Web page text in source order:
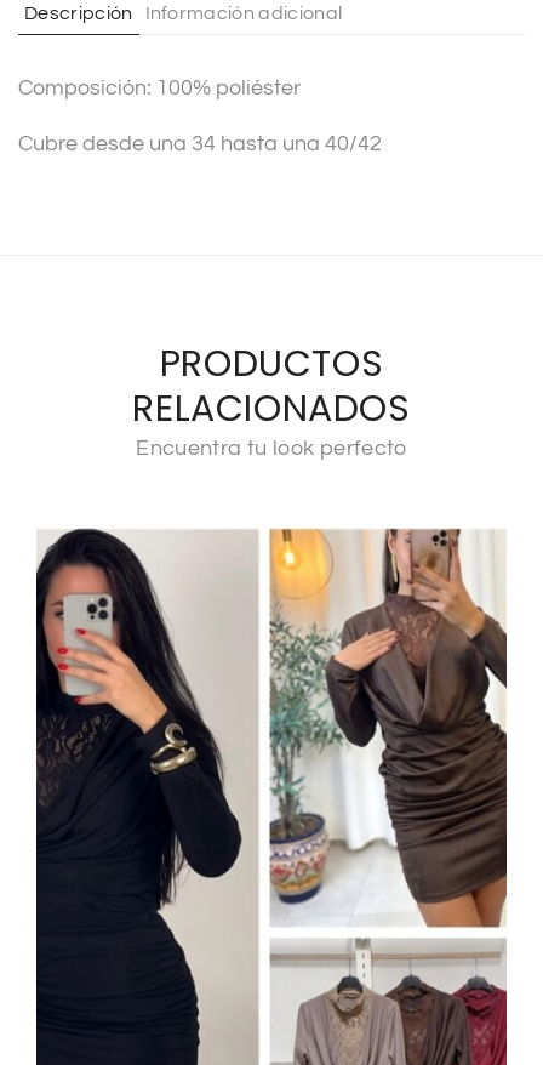
i
e
:
Descripción Información adicional
Composición: 100% poliéster
Cubre desde una 34 hasta una 40/42
PRODUCTOS
RELACIONADOS
Encuentra tu look perfecto